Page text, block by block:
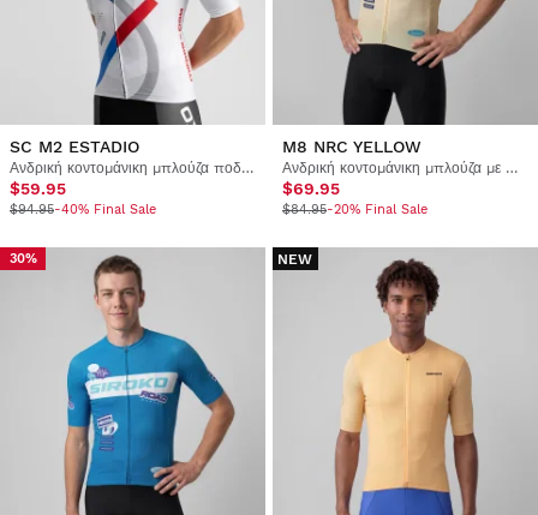
SC M2 ESTADIO
Ανδρική κοντομάνικη μπλούζα ποδηλασίας Real Sporting de Gijón x Siroko
$59.95
$94.95-40% Final Sale
M8 NRC YELLOW
Ανδρική κοντομάνικη μπλούζα με πλέγμα ποδηλασίας
$69.95
$84.95-20% Final Sale
30% NEW